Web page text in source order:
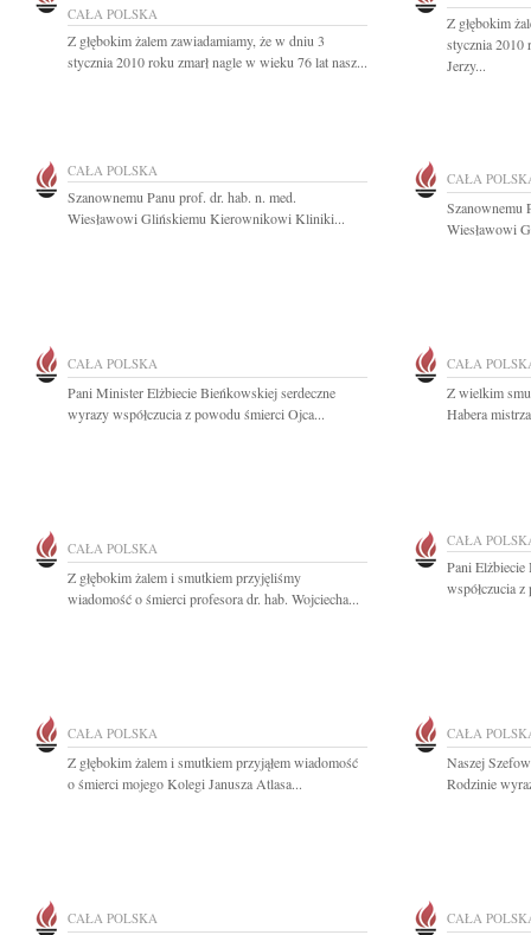
CAŁA POLSKA
Z głębokim żalem zawiadamiamy, że w dniu 3
stycznia 2010 roku zmarł nagle w wieku 76 lat nasz...
Z głębokim
stycznia 2010
Jerzy...
CAŁA POLSKA
Szanownemu Panu prof. dr. hab. n. med.
Wiesławowi Glińskiemu Kierownikowi Kliniki...
CAŁA
Szanownemu
Wiesławowi
CAŁA POLSKA
Pani Minister Elżbiecie Bieńkowskiej serdeczne
wyrazy współczucia z powodu śmierci Ojca...
CAŁA
Z wielkim
Habera
CAŁA POLSKA
Z głębokim żalem i smutkiem przyjęliśmy
wiadomość o śmierci profesora dr. hab. Wojciecha...
CAŁA
Pani
współczucia
CAŁA POLSKA
Z głębokim żalem i smutkiem przyjąłem wiadomość
o śmierci mojego Kolegi Janusza Atlasa...
CAŁA
Naszej
Rodzinie
CAŁA POLSKA CAŁA